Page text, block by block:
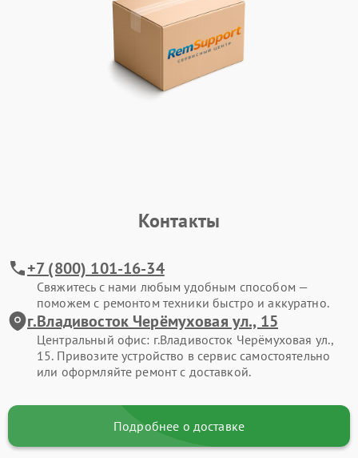
Контакты
+7 (800) 101-16-34
Свяжитесь с нами любым удобным способом —
поможем с ремонтом техники быстро и аккуратно.
г.Владивосток Черёмуховая ул., 15
Центральный офис: г.Владивосток Черёмуховая ул.,
15. Привозите устройство в сервис самостоятельно
или оформляйте ремонт с доставкой.
Подробнее о доставке